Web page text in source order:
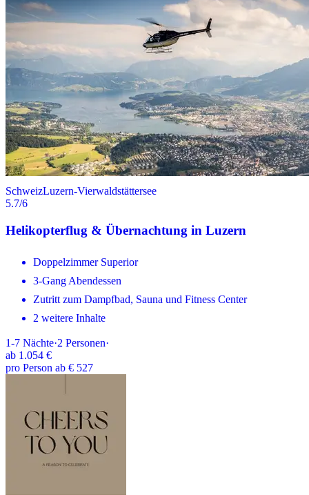
SchweizLuzern-Vierwaldstättersee
5.7/6
Helikopterflug & Übernachtung in Luzern
Doppelzimmer Superior
3-Gang Abendessen
Zutritt zum Dampfbad, Sauna und Fitness Center
2 weitere Inhalte
1-7 Nächte·2 Personen·
ab 1.054 €
pro Person ab € 527